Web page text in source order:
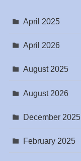
April 2025
April 2026
August 2025
August 2026
December 2025
February 2025